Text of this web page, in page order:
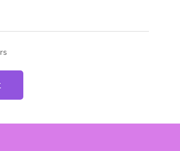
: Aide à la précision